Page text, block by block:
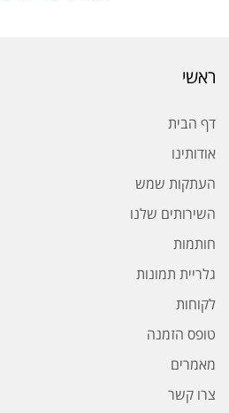
ראשי
דף הבית
אודותינו
העתקות שמש
השירותים שלנו
חותמות
גלריית תמונות
לקוחות
טופס הזמנה
מאמרים
צרו קשר